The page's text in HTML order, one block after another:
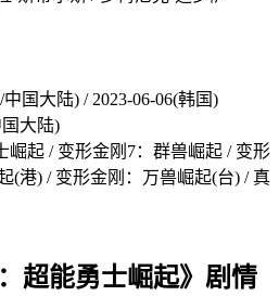
中国大陆) / 2023-06-06(韩国)
国大陆)
崛起 / 变形金刚7：群兽崛起 / 变形
(港) / 变形金刚：万兽崛起(台) / 真
超能勇士崛起》剧情